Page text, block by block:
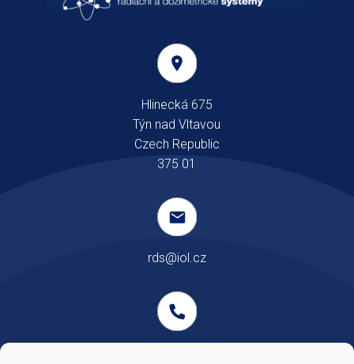
Hlinecká 675
Týn nad Vltavou
Czech Republic
375 01
rds@iol.cz